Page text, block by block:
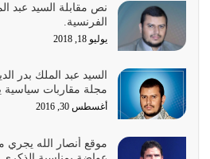
السبب الرئيسي لشقاء الأمة
لحدود الله بالإضافات للدين
أغسطس 1, 2026
أبرز أسباب الشقاء هو الإعراض عن
المتمثل في القرآن الكريم
يوليو 31, 2026
أولياء الشيطان كلما كانوا أكثر
نص مقابلة السيد عبد
الفرنسية.
يوليو 18, 2018
السيد عبد الملك بدر
مجلة مقاربات سياسية
أغسطس 30, 2016
موقع أنصار الله يجري